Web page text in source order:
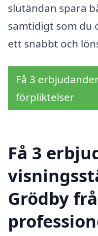
slutändan spara
samtidigt som du
ett snabbt och
Få 3
förpliktelser
Få 3
Grödby